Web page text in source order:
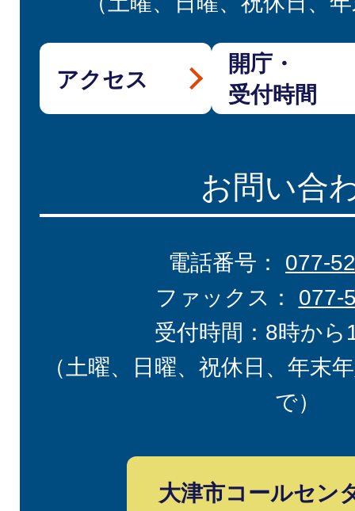
アクセス
開庁・
受付時間
お問い合
電話番号： 077-
ファックス： 077-
受付時間：8時から
（土曜、日曜、祝休日、年末
で）
大津市コールセン